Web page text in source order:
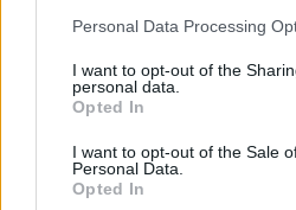
Please note that this website/app
not limited to your visit or usage
grant or deny consent to Google
use your data for below specified
consent section.
Personal Data Processing
I want to opt-out of the
personal data.
Opted In
I want to opt-out of the Sale
Personal Data.
Opted In
Από
στο